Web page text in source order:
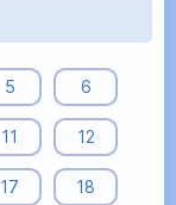
5 6
11 12
17 18